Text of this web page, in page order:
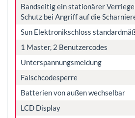
Bandseitig ein stationärer
Schutz bei Angriff auf die
Sun Elektronikschloss
1 Master, 2 Benutzercodes
Unterspannungsmeldung
Falschcodesperre
Batterien von außen wechselbar
LCD Display